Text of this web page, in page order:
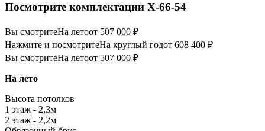
Посмотрите комплектации Х-66-54
Вы смотритеНа летоот 507 000 ₽
Нажмите и посмотритеНа круглый годот 608 400 ₽
Вы смотритеНа летоот 507 000 ₽
На лето
Высота потолков
1 этаж - 2,3м
2 этаж - 2,2м